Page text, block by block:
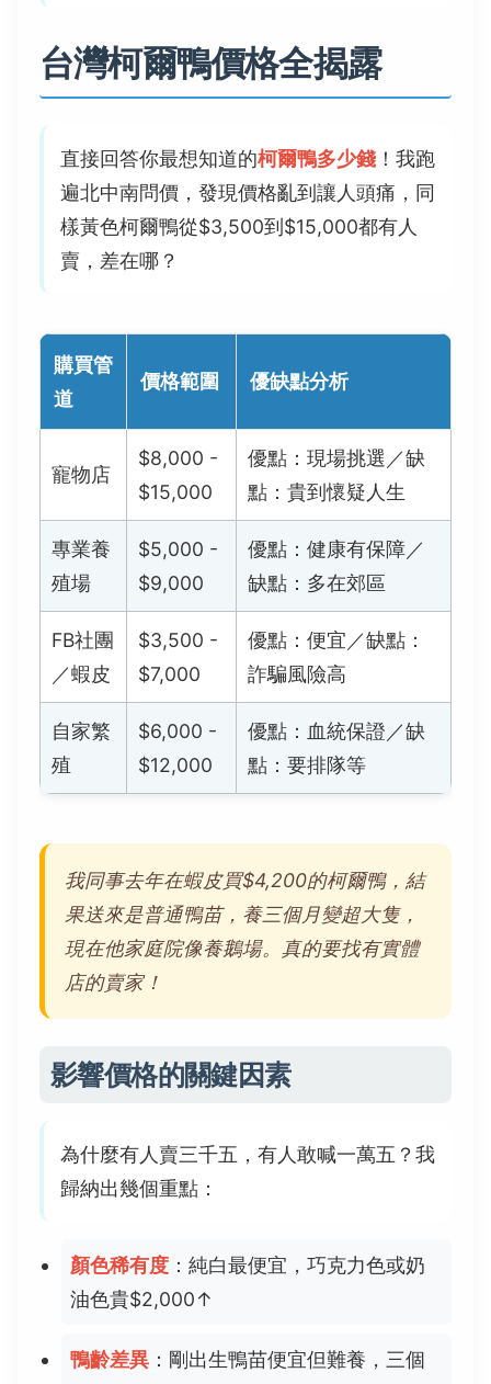
台灣柯爾鴨價格全揭露
直接回答你最想知道的柯爾鴨多少錢 ！我跑
遍北中南問價，發現價格亂到讓人頭痛，同
樣黃色柯爾鴨從$3,500到$15,000都有人
賣，差在哪？
購買管
道
價格範圍 優缺點分析
寵物店
$8,000 -
$15,000
優點：現場挑選／缺
點：貴到懷疑人生
專業養
殖場
$5,000 -
$9,000
優點：健康有保障／
缺點：多在郊區
FB社團
／蝦皮
$3,500 -
$7,000
優點：便宜／缺點：
詐騙風險高
自家繁
殖
$6,000 -
$12,000
優點：血統保證／缺
點：要排隊等
我同事去年在蝦皮買$4,200的柯爾鴨，結
果送來是普通鴨苗，養三個月變超大隻，
現在他家庭院像養鵝場。真的要找有實體
店的賣家！
影響價格的關鍵因素
為什麼有人賣三千五，有人敢喊一萬五？我
歸納出幾個重點：
顏色稀有度 ：純白最便宜，巧克力色或奶
油色貴$2,000↑
鴨齡差異 ：剛出生鴨苗便宜但難養，三個